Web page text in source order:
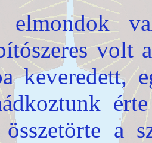
elmondok
volt
keveredett,
összetörte a